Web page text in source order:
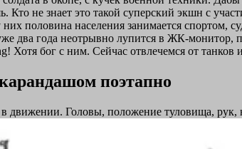
Кто не знает это такой суперский экшн с
половина населения занимается спортом,
два года неотрывно лупится в ЖК-
Хотя бог с ним. Сейчас отвлечемся от
поэтапно
Головы, положение туловища, рук,